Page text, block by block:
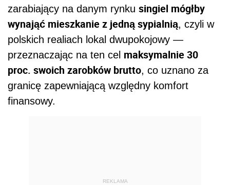
zarabiający na danym rynku singiel mógłby
wynająć mieszkanie z jedną sypialnią, czyli w
polskich realiach lokal dwupokojowy —
przeznaczając na ten cel maksymalnie 30
proc. swoich zarobków brutto, co uznano za
granicę zapewniającą względny komfort
finansowy.
REKLAMA